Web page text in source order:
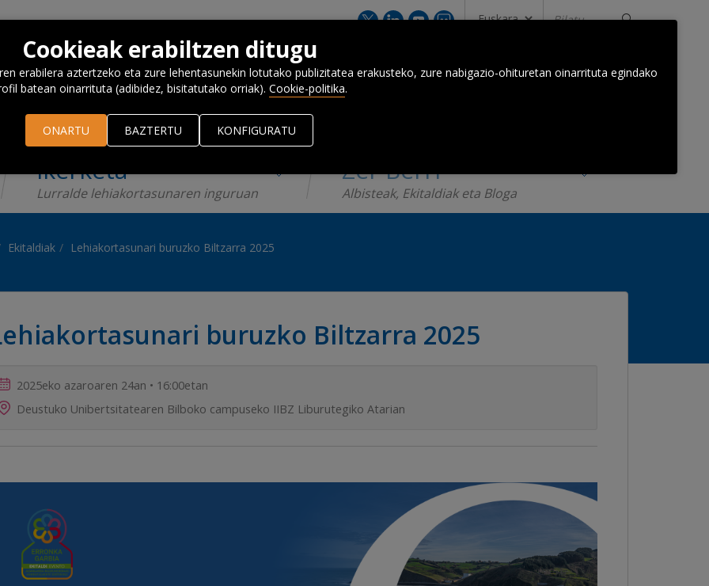
GUREKIN HARREMANETAN JARRI
Ikerketa
Lurralde lehiakortasunaren inguruan
Zer Berri
Albisteak, Ekitaldiak eta Bloga
Ekitaldiak Lehiakortasunari buruzko Biltzarra 2025
buruzko Biltzarra 2025
2025eko azaroaren 24an • 16:00etan
Deustuko Unibertsitatearen Bilboko campuseko IIBZ Liburutegiko Atarian
Cookieak erabiltzen ditugu
erabilera aztertzeko eta zure lehentasunekin lotutako publizitatea erakusteko, zure nabigazio-ohituretan oinarrituta egindako
batean oinarrituta (adibidez, bisitatutako orriak). Cookie-politika.
KONFIGURATU
BAZTERTU
ONARTU